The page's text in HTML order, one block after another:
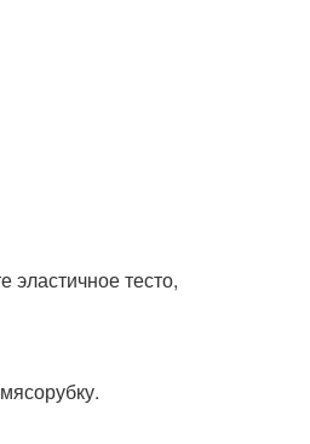
эластичное тесто,